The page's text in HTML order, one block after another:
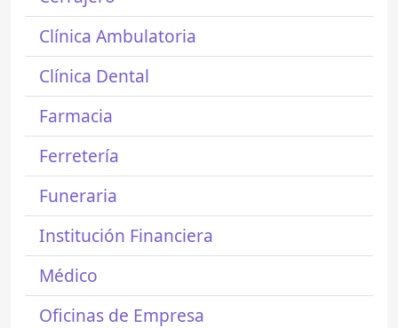
Clínica Ambulatoria
Clínica Dental
Farmacia
Ferretería
Funeraria
Institución Financiera
Médico
Oficinas de Empresa